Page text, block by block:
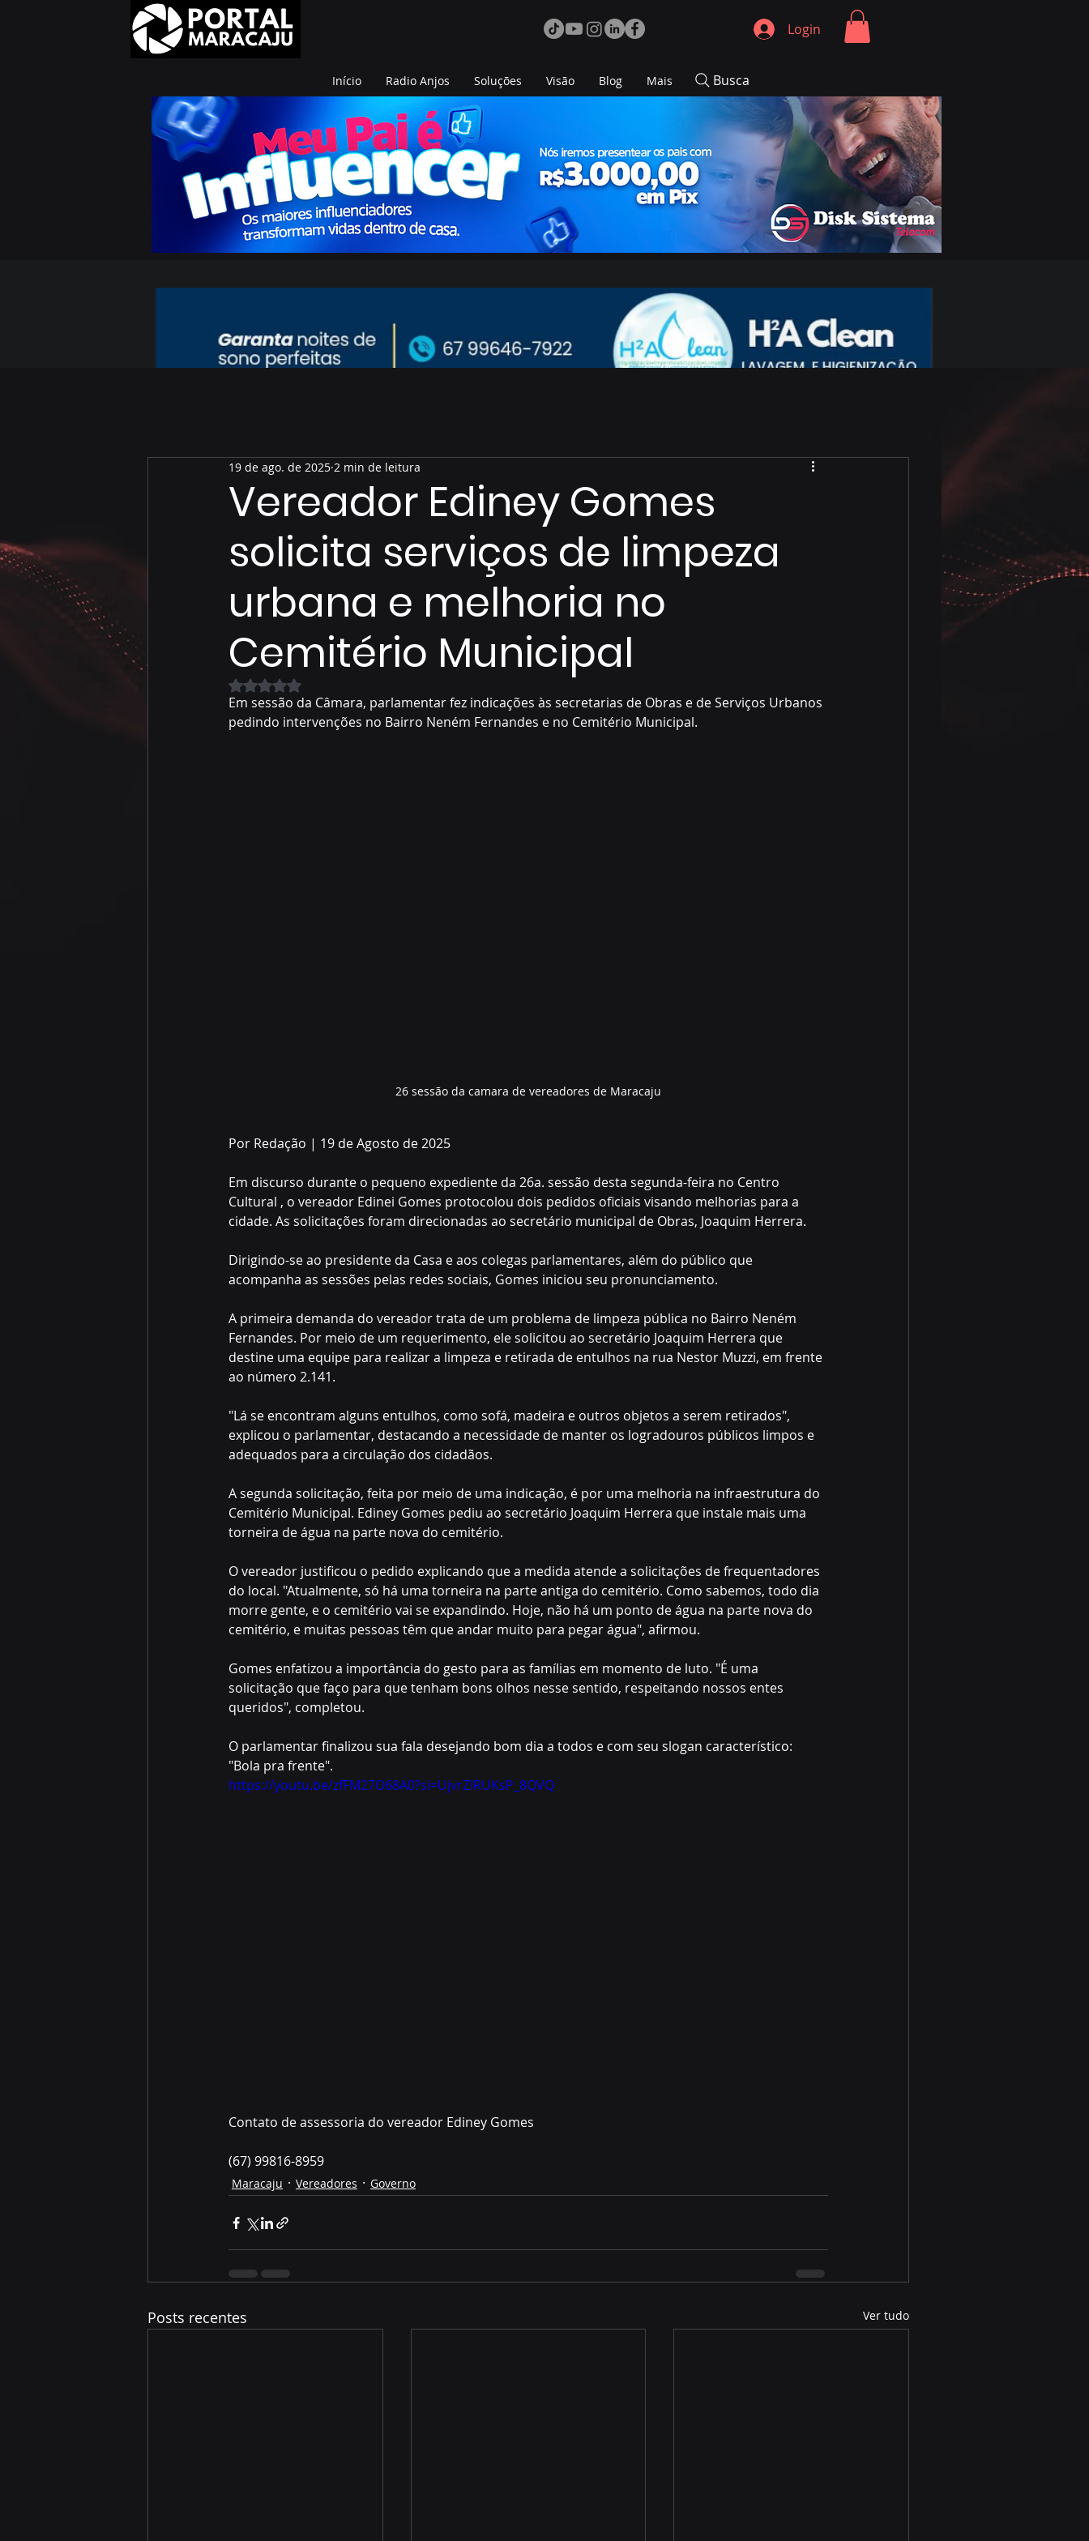
Login
Início Radio Anjos Soluções Visão Blog Mais Busca
Vereador Ediney Gomes
solicita serviços de limpeza
urbana e melhoria no
Cemitério Municipal
19 de ago. de 2025 2 min de leitura
Avaliado com NaN de 5 estrelas.
Em sessão da Câmara, parlamentar fez indicações às secretarias de Obras e de Serviços Urbanos
pedindo intervenções no Bairro Neném Fernandes e no Cemitério Municipal.
26 sessão da camara de vereadores de Maracaju
Por Redação | 19 de Agosto de 2025
Em discurso durante o pequeno expediente da 26a. sessão desta segunda-feira no Centro
Cultural , o vereador Edinei Gomes protocolou dois pedidos oficiais visando melhorias para a
cidade. As solicitações foram direcionadas ao secretário municipal de Obras, Joaquim Herrera.
Dirigindo-se ao presidente da Casa e aos colegas parlamentares, além do público que
acompanha as sessões pelas redes sociais, Gomes iniciou seu pronunciamento.
A primeira demanda do vereador trata de um problema de limpeza pública no Bairro Neném
Fernandes. Por meio de um requerimento, ele solicitou ao secretário Joaquim Herrera que
destine uma equipe para realizar a limpeza e retirada de entulhos na rua Nestor Muzzi, em frente
ao número 2.141.
"Lá se encontram alguns entulhos, como sofá, madeira e outros objetos a serem retirados",
explicou o parlamentar, destacando a necessidade de manter os logradouros públicos limpos e
adequados para a circulação dos cidadãos.
A segunda solicitação, feita por meio de uma indicação, é por uma melhoria na infraestrutura do
Cemitério Municipal. Ediney Gomes pediu ao secretário Joaquim Herrera que instale mais uma
torneira de água na parte nova do cemitério.
O vereador justificou o pedido explicando que a medida atende a solicitações de frequentadores
do local. "Atualmente, só há uma torneira na parte antiga do cemitério. Como sabemos, todo dia
morre gente, e o cemitério vai se expandindo. Hoje, não há um ponto de água na parte nova do
cemitério, e muitas pessoas têm que andar muito para pegar água", afirmou.
Gomes enfatizou a importância do gesto para as famílias em momento de luto. "É uma
solicitação que faço para que tenham bons olhos nesse sentido, respeitando nossos entes
queridos", completou.
O parlamentar finalizou sua fala desejando bom dia a todos e com seu slogan característico:
"Bola pra frente".
https://youtu.be/zfFM27O68A0?si=UjvrZIRUKsP_8QVQ
Contato de assessoria do vereador Ediney Gomes
(67) 99816-8959
Maracaju Vereadores Governo
Posts recentes Ver tudo